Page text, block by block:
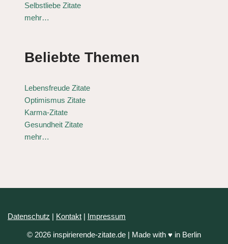
Selbstliebe Zitate
mehr…
Beliebte Themen
Lebensfreude Zitate
Optimismus Zitate
Karma-Zitate
Gesundheit Zitate
mehr…
Datenschutz | Kontakt | Impressum
© 2026 inspirierende-zitate.de | Made with ♥ in Berlin